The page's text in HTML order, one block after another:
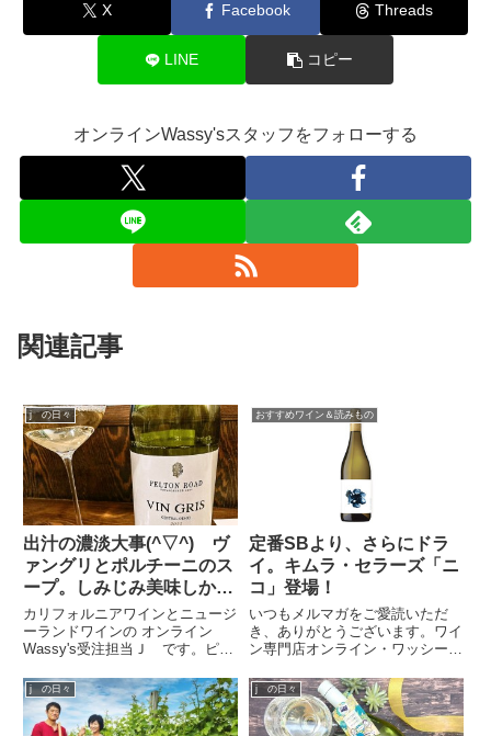
X Facebook Threads
LINE コピー
オンラインWassy'sスタッフをフォローする
関連記事
j の日々
出汁の濃淡大事(^▽^) ヴ
ァングリとポルチーニのス
ープ。しみじみ美味しかっ
た～💗
カリフォルニアワインとニュージ
ーランドワインの オンライン
Wassy's受注担当Ｊ です。ピノ
にだけ、ピノノワールのタンクか
ら少量のフリーランジュースを直
ちに取り出して造るヴァン・グ
おすすめワイン＆読みもの
定番SBより、さらにドラ
イ。キムラ・セラーズ「ニ
コ」登場！
いつもメルマガをご愛読いただ
き、ありがとうございます。ワイ
ン専門店オンライン・ワッシーズ
は、ニュージーランド・マールボ
ロで活躍する木村滋久さんが手掛
けるワインから、今回が2回目の
j の日々 j の日々